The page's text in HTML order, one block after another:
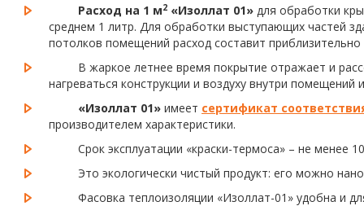
Расход на 1 м2 «Изоллат 01» для обработки
среднем 1 литр. Для обработки выступающих частей
потолков помещений расход составит
В жаркое летнее время покрытие отражает и
нагреваться конструкции и воздуху внутри
«Изоллат 01» имеет сертификат
производителем характеристики.
Срок эксплуатации «краски-термоса» – не менее
Это экологически чистый продукт: его можно
Фасовка теплоизоляции «Изоллат-01» удобна и